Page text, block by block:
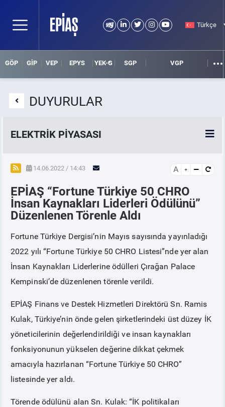
Türkçe
GÖP GİP VEP EPYS YEK-G SGP VGP
DUYURULAR
ELEKTRİK PİYASASI
SPOT ELEKTRİK PİYASALARI
ÖRNEK FİNANS BELGELERİ
VADELİ ELEKTRİK PİYASASI
PİYASAKAYITSÜRECİ
SERBEST TÜKETİCİ
MALİ UZLAŞTIRMA
TEMİNAT
BÜLTENLER
DUYURULAR
14.06.2022 / 14:43 A
EPİAŞ “Fortune Türkiye 50 CHRO
İnsan Kaynakları Liderleri Ödülünü”
Düzenlenen Törenle Aldı
Fortune Türkiye Dergisi’nin Mayıs sayısında yayınladığı
2022 yılı “Fortune Türkiye 50 CHRO Listesi”nde yer alan
İnsan Kaynakları Liderlerine ödülleri Çırağan Palace
Kempinski’de düzenlenen törenle verildi.
EPİAŞ Finans ve Destek Hizmetleri Direktörü Sn. Ramis
Kulak, Türkiye’nin önde gelen şirketlerindeki üst düzey İK
yöneticilerinin değerlendirildiği ve insan kaynakları
fonksiyonunun yükselen değerine dikkat çekmek
amacıyla hazırlanan “Fortune Türkiye 50 CHRO”
listesinde yer aldı.
Törende ödülünü alan Sn. Kulak: “İK politikaları